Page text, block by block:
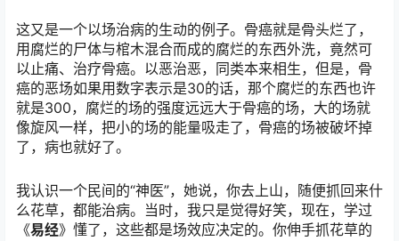
这又是一个以场治病的生动的例子。骨癌就是骨头烂了，
用腐烂的尸体与棺木混合而成的腐烂的东西外洗，竟然可
以止痛、治疗骨癌。以恶治恶，同类本来相生，但是，骨
癌的恶场如果用数字表示是30的话，那个腐烂的东西也许
就是300，腐烂的场的强度远远大于骨癌的场，大的场就
像旋风一样，把小的场的能量吸走了，骨癌的场被破坏掉
了，病也就好了。
我认识一个民间的“神医”，她说，你去上山，随便抓回来什
么花草，都能治病。当时，我只是觉得好笑，现在，学过
《易经》懂了，这些都是场效应决定的。你伸手抓花草的